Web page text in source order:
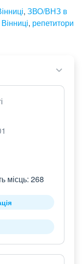
, ЗВО/ВНЗ в
, репетитори
місць: 268